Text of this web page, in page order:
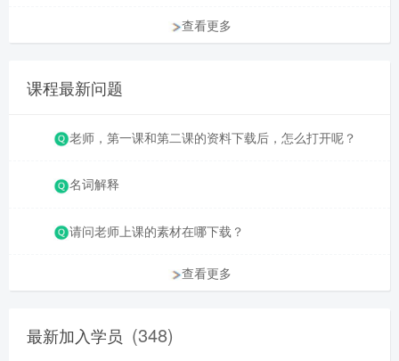
查看更多
课程最新问题
老师，第一课和第二课的资料下载后，怎么打开呢？
名词解释
请问老师上课的素材在哪下载？
查看更多
最新加入学员 (348)